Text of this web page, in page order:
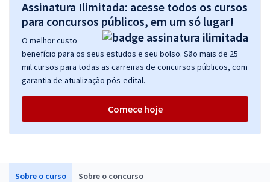
Sobre o curso Sobre o concurso
Assinatura Ilimitada: acesse todos os cursos
para concursos públicos, em um só lugar!
O melhor custo
benefício para os seus estudos e seu bolso. São mais de 25
mil cursos para todas as carreiras de concursos públicos, com
garantia de atualização pós-edital.
Comece hoje